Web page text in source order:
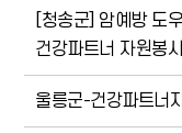
[청송군] 암예방 도
건강파트너 자원봉
울릉군-건강파트너